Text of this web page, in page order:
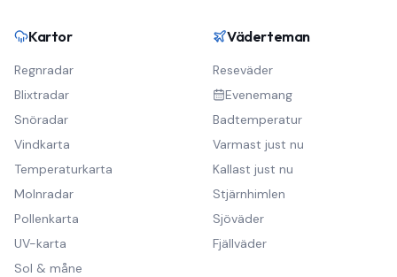
Kartor
Regnradar
Blixtradar
Snöradar
Vindkarta
Temperaturkarta
Molnradar
Pollenkarta
UV-karta
Sol & måne
Väderteman
Reseväder
Evenemang
Badtemperatur
Varmast just nu
Kallast just nu
Stjärnhimlen
Sjöväder
Fjällväder